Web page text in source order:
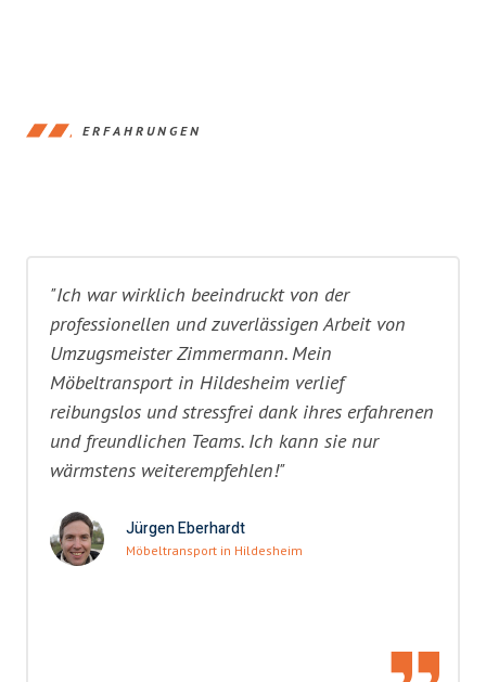
ERFAHRUNGEN
"Ich war wirklich beeindruckt von der
professionellen und zuverlässigen Arbeit von
Umzugsmeister Zimmermann. Mein
Möbeltransport in Hildesheim verlief
reibungslos und stressfrei dank ihres erfahrenen
und freundlichen Teams. Ich kann sie nur
wärmstens weiterempfehlen!"
Jürgen Eberhardt
Möbeltransport in Hildesheim